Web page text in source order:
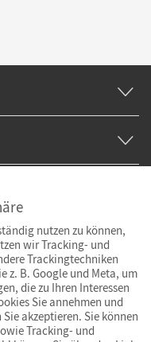
nutzen zu können,
wir Tracking- und
Trackingtechniken
z. B. Google und Meta, um
die zu Ihren Interessen
Sie annehmen und
akzeptieren. Sie können
Tracking- und